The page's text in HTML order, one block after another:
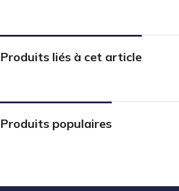
Produits liés à cet article
Produits populaires